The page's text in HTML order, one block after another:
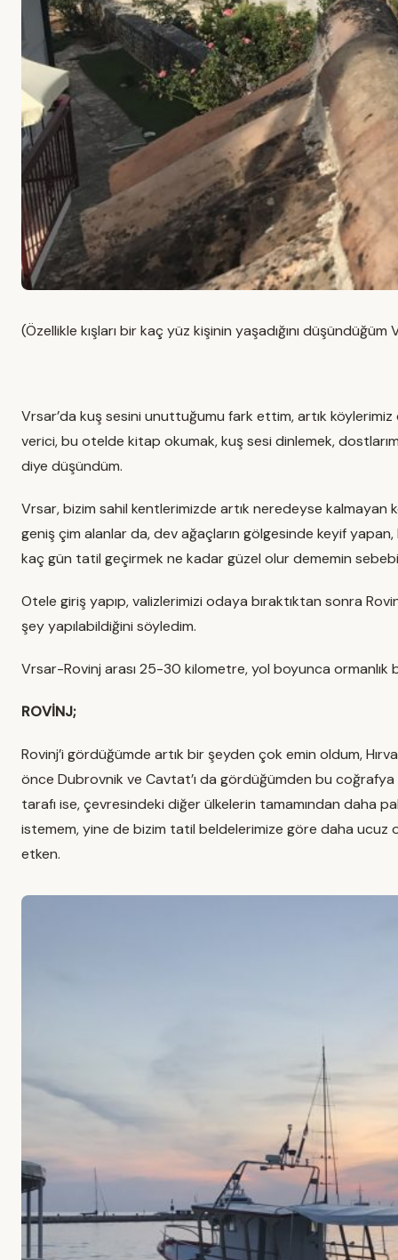
(Özellikle kışları bir kaç yüz kişinin yaşadığını
Vrsar’da kuş sesini unuttuğumu fark ettim, artık köylerimiz
verici, bu otelde kitap okumak, kuş sesi dinlemek,
diye düşündüm.
Vrsar, bizim sahil kentlerimizde artık neredeyse kalmayan
geniş çim alanlar da, dev ağaçların gölgesinde keyif
kaç gün tatil geçirmek ne kadar güzel olur dememin
Otele giriş yapıp, valizlerimizi odaya bıraktıktan sonra
şey yapılabildiğini söyledim.
Vrsar-Rovinj arası 25-30 kilometre, yol boyunca
ROVİNJ;
Rovinj’i gördüğümde artık bir şeyden çok emin oldum,
önce Dubrovnik ve Cavtat’ı da gördüğümden bu
tarafı ise, çevresindeki diğer ülkelerin tamamından daha
istemem, yine de bizim tatil beldelerimize göre daha ucuz
etken.